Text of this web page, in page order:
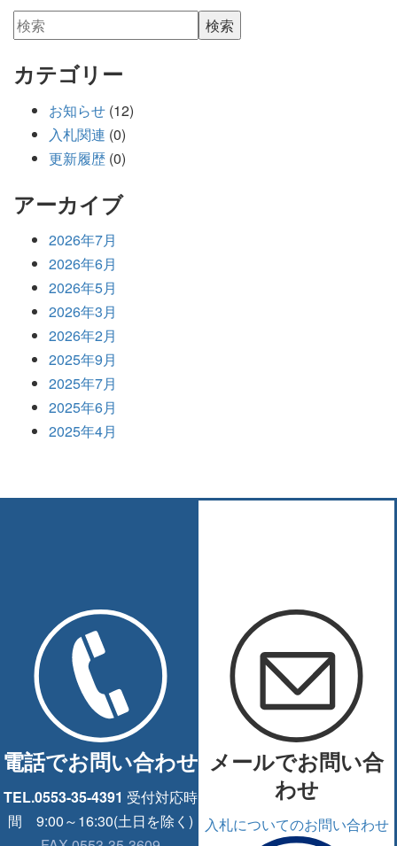
カテゴリー
お知らせ (12)
入札関連 (0)
更新履歴 (0)
アーカイブ
2026年7月
2026年6月
2026年5月
2026年3月
2026年2月
2025年9月
2025年7月
2025年6月
2025年4月
電話でお問い合わせ
TEL.0553-35-4391 受付対応時
間 9:00～16:30(土日を除く)
メールでお問い合
わせ
入札についてのお問い合わせ